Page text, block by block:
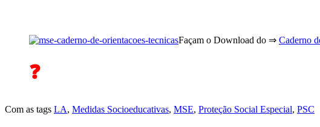
Façam o Download do ⇒ Caderno
❓
Com as tags LA, Medidas Socioeducativas, MSE, Proteção Social Especial, PSC